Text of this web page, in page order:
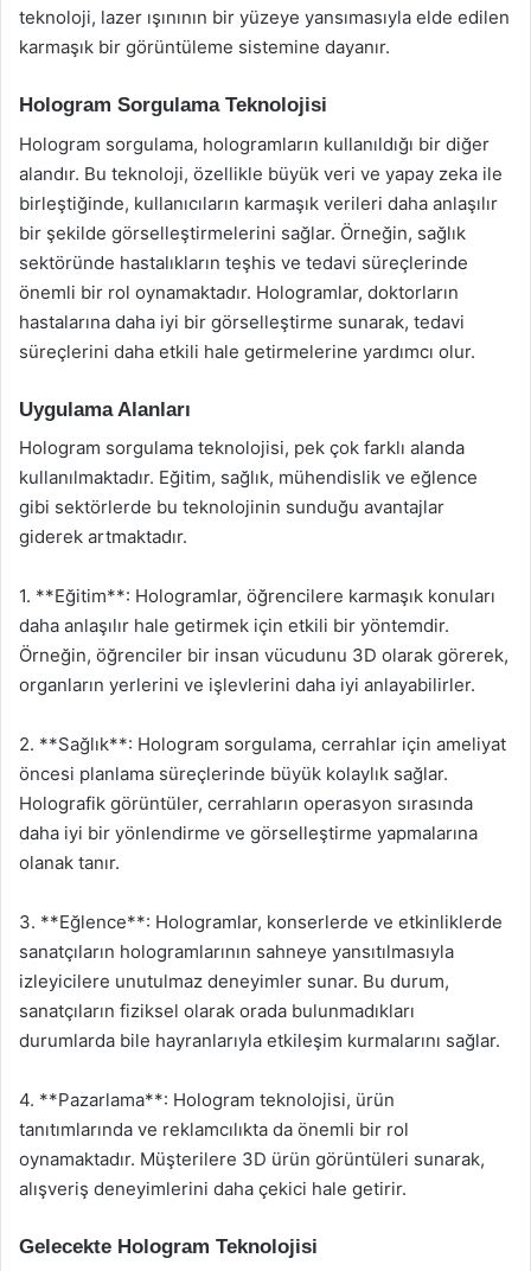
teknoloji, lazer ışınının bir yüzeye yansımasıyla elde edilen
karmaşık bir görüntüleme sistemine dayanır.
Hologram Sorgulama Teknolojisi
Hologram sorgulama, hologramların kullanıldığı bir diğer
alandır. Bu teknoloji, özellikle büyük veri ve yapay zeka ile
birleştiğinde, kullanıcıların karmaşık verileri daha anlaşılır
bir şekilde görselleştirmelerini sağlar. Örneğin, sağlık
sektöründe hastalıkların teşhis ve tedavi süreçlerinde
önemli bir rol oynamaktadır. Hologramlar, doktorların
hastalarına daha iyi bir görselleştirme sunarak, tedavi
süreçlerini daha etkili hale getirmelerine yardımcı olur.
Uygulama Alanları
Hologram sorgulama teknolojisi, pek çok farklı alanda
kullanılmaktadır. Eğitim, sağlık, mühendislik ve eğlence
gibi sektörlerde bu teknolojinin sunduğu avantajlar
giderek artmaktadır.
1. **Eğitim**: Hologramlar, öğrencilere karmaşık konuları
daha anlaşılır hale getirmek için etkili bir yöntemdir.
Örneğin, öğrenciler bir insan vücudunu 3D olarak görerek,
organların yerlerini ve işlevlerini daha iyi anlayabilirler.
2. **Sağlık**: Hologram sorgulama, cerrahlar için ameliyat
öncesi planlama süreçlerinde büyük kolaylık sağlar.
Holografik görüntüler, cerrahların operasyon sırasında
daha iyi bir yönlendirme ve görselleştirme yapmalarına
olanak tanır.
3. **Eğlence**: Hologramlar, konserlerde ve etkinliklerde
sanatçıların hologramlarının sahneye yansıtılmasıyla
izleyicilere unutulmaz deneyimler sunar. Bu durum,
sanatçıların fiziksel olarak orada bulunmadıkları
durumlarda bile hayranlarıyla etkileşim kurmalarını sağlar.
4. **Pazarlama**: Hologram teknolojisi, ürün
tanıtımlarında ve reklamcılıkta da önemli bir rol
oynamaktadır. Müşterilere 3D ürün görüntüleri sunarak,
alışveriş deneyimlerini daha çekici hale getirir.
Gelecekte Hologram Teknolojisi